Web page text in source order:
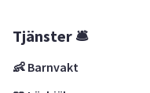
Tjänster 🛎
👶 Barnvakt